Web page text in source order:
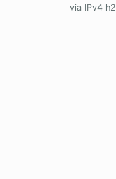
via IPv4 h2